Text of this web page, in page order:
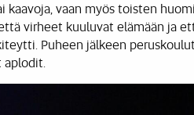
kaavoja, vaan myös toisten
virheet kuuluvat elämään ja
Puheen jälkeen
aplodit.